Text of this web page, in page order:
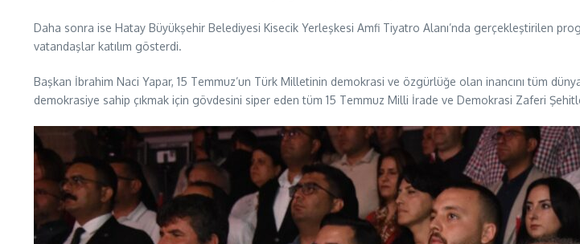
Daha sonra ise Hatay Büyükşehir Belediyesi Kisecik Yerleşkesi Amfi Tiyatro Alanı’nda gerçekleştirilen
vatandaşlar katılım gösterdi.
Başkan İbrahim Naci Yapar, 15 Temmuz’un Türk Milletinin demokrasi ve özgürlüğe olan inancını tüm
demokrasiye sahip çıkmak için gövdesini siper eden tüm 15 Temmuz Milli İrade ve Demokrasi Zaferi